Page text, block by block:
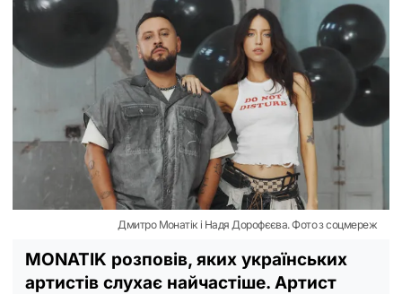
Дмитро Монатік і Надя Дорофєєва. Фото з соцмереж
MONATIK розповів, яких українських
артистів слухає найчастіше. Артист